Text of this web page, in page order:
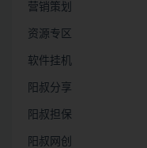
营销策划
资源专区
软件挂机
阳叔分享
阳叔担保
阳叔网创